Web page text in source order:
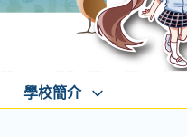
學校簡介